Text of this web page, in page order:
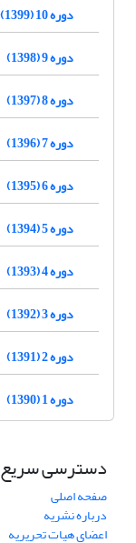
دوره 10 (1399)
دوره 9 (1398)
دوره 8 (1397)
دوره 7 (1396)
دوره 6 (1395)
دوره 5 (1394)
دوره 4 (1393)
دوره 3 (1392)
دوره 2 (1391)
دوره 1 (1390)
دسترسی سریع
صفحه اصلی
درباره نشریه
اعضای هیات تحریریه